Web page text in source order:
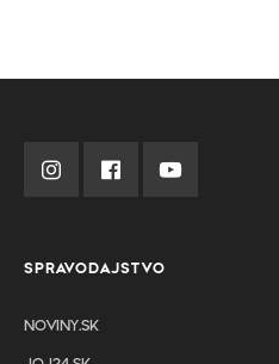
SPRAVODAJSTVO
NOVINY.SK